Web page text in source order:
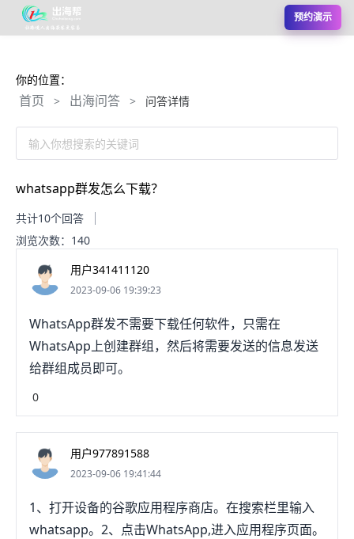
预约演示
你的位置：
首页 > 出海问答 > 问答详情
输入你想搜索的关键词
whatsapp群发怎么下载？
共计10个回答
浏览次数：140
用户341411120
2023-09-06 19:39:23
WhatsApp群发不需要下载任何软件，只需在
WhatsApp上创建群组，然后将需要发送的信息发送
给群组成员即可。
0
用户977891588
2023-09-06 19:41:44
1、打开设备的谷歌应用程序商店。在搜索栏里输入
whatsapp。2、点击WhatsApp,进入应用程序页面。